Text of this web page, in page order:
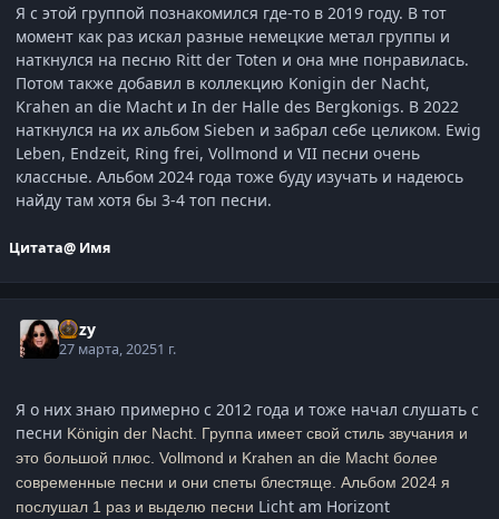
Я с этой группой познакомился где-то в 2019 году. В тот
момент как раз искал разные немецкие метал группы и
наткнулся на песню Ritt der Toten и она мне понравилась.
Потом также добавил в коллекцию Konigin der Nacht,
Krahen an die Macht и In der Halle des Bergkonigs. В 2022
наткнулся на их альбом Sieben и забрал себе целиком. Ewig
Leben, Endzeit, Ring frei, Vollmond и VII песни очень
классные. Альбом 2024 года тоже буду изучать и надеюсь
найду там хотя бы 3-4 топ песни.
Цитата@ Имя
Ozzy
27 марта, 20251 г.
Я о них знаю примерно с 2012 года и тоже начал слушать с
песни Königin der Nacht. Группа имеет свой стиль звучания и
это большой плюс. Vollmond и Krahen an die Macht более
современные песни и они спеты блестяще. Альбом 2024 я
послушал 1 раз и выделю песни Licht am Horizont